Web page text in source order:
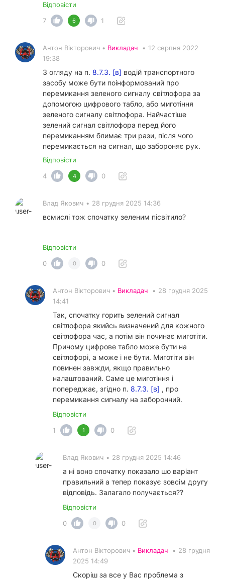
Відповісти
7
6 1
Антон Вікторович • Викладач • 12 серпня 2022
19:38
З огляду на п. 8.7.3. [в] водій транспортного
засобу може бути поінформований про
перемикання зеленого сигналу світлофора за
допомогою цифрового табло, або миготіння
зеленого сигналу світлофора. Найчастіше
зелений сигнал світлофора перед його
перемиканням блимає три рази, після чого
перемикається на сигнал, що забороняє рух.
Відповісти
4
4 0
Влад Якович • 28 грудня 2025 14:36
всмислі тож спочатку зеленим пісвітило?
Відповісти
0
0 0
Антон Вікторович • Викладач • 28 грудня 2025
14:41
Так, спочатку горить зелений сигнал
світлофора якийсь визначений для кожного
світлофора час, а потім він починає миготіти.
Причому цифрове табло може бути на
світлофорі, а може і не бути. Миготіти він
повинен завжди, якщо правильно
налаштований. Саме це миготіння і
попереджає, згідно п. 8.7.3. [в] , про
перемикання сигналу на заборонний.
Відповісти
1
1 0
Влад Якович • 28 грудня 2025 14:46
а ні воно спочатку показало шо варіант
правильний а тепер показує зовсім другу
відповідь. Залагало получається??
Відповісти
0
0 0
Антон Вікторович • Викладач • 28 грудня
2025 14:49
Скоріш за все у Вас проблема з